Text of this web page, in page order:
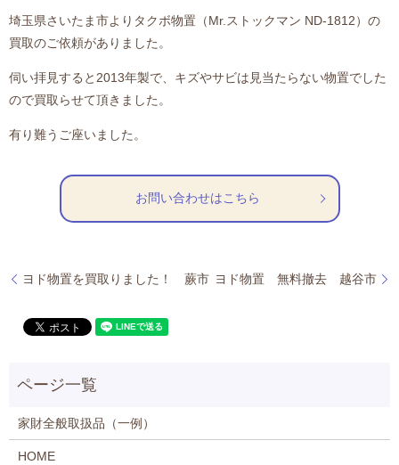
埼玉県さいたま市よりタクボ物置（Mr.ストックマン ND-1812）の
買取のご依頼がありました。
伺い拝見すると2013年製で、キズやサビは見当たらない物置でした
ので買取らせて頂きました。
有り難うご座いました。
お問い合わせはこちら
ヨド物置を買取りました！ 蕨市 ヨド物置 無料撤去 越谷市
家財全般取扱品（一例）
HOME